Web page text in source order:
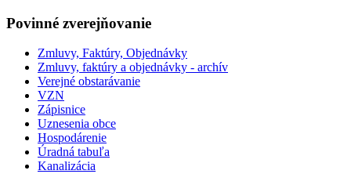
Povinné zverejňovanie
Zmluvy, Faktúry, Objednávky
Zmluvy, faktúry a objednávky - archív
Verejné obstarávanie
VZN
Zápisnice
Uznesenia obce
Hospodárenie
Úradná tabuľa
Kanalizácia